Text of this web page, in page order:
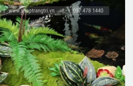
TIỂU CẢNH CÂY GIẢ